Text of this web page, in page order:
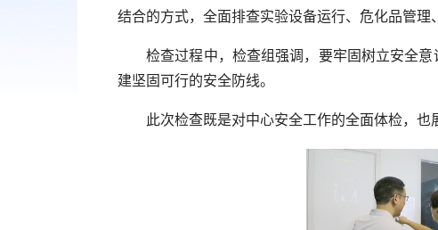
结合的方式，全面排查实验设备运行、危化品管理
检查过程中，检查组强调，要牢固树立安全
建坚固可行的安全防线。
此次检查既是对中心安全工作的全面体检，